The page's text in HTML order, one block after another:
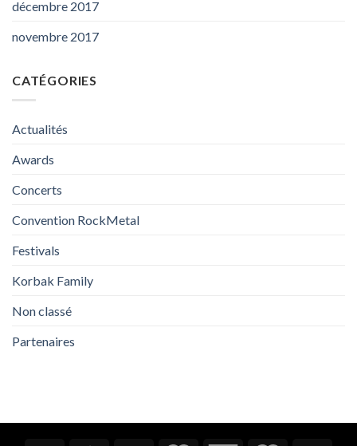
décembre 2017
novembre 2017
CATÉGORIES
Actualités
Awards
Concerts
Convention RockMetal
Festivals
Korbak Family
Non classé
Partenaires